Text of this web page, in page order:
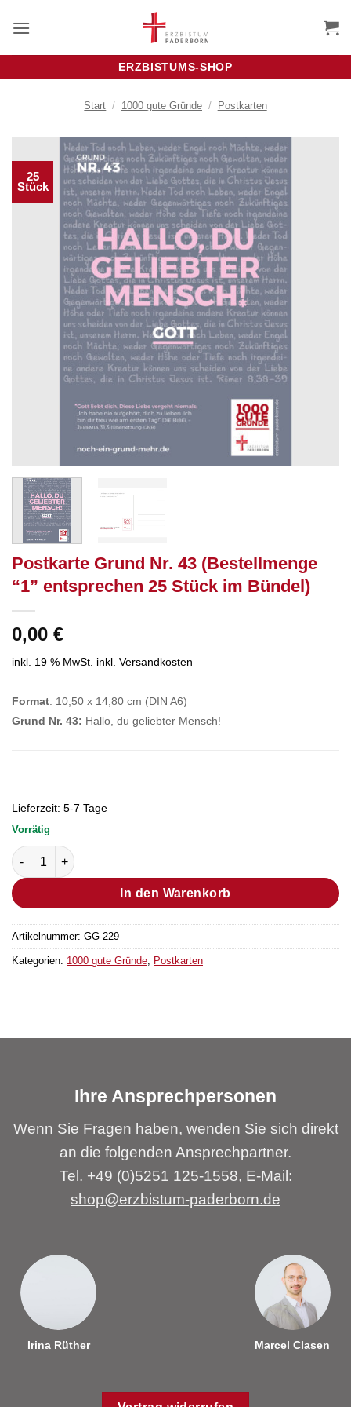
Inhalt
ERZBISTUMS-SHOP
Start / 1000 gute Gründe / Postkarten
25
Stück
Postkarte Grund Nr. 43 (Bestellmenge
“1” entsprechen 25 Stück im Bündel)
0,00 €
inkl. 19 % MwSt. inkl. Versandkosten
Format: 10,50 x 14,80 cm (DIN A6)
Grund Nr. 43: Hallo, du geliebter Mensch!
Lieferzeit: 5-7 Tage
Vorrätig
Postkarte Grund Nr. 43 (Bestellmenge "1" entsprechen 25
In den Warenkorb
Artikelnummer: GG-229
Kategorien: 1000 gute Gründe, Postkarten
Ihre Ansprechpersonen
Wenn Sie Fragen haben, wenden Sie sich direkt
an die folgenden Ansprechpartner.
Tel. +49 (0)5251 125-1558, E-Mail:
shop@erzbistum-paderborn.de
Irina Rüther Marcel Clasen